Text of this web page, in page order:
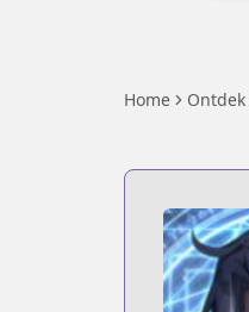
Home Ontdek